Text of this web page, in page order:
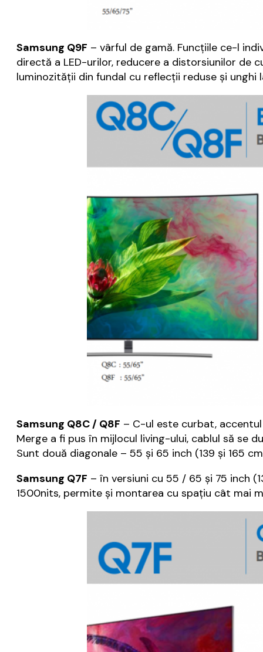
Samsung Q9F – vârful de gamă. Funcțiile ce-l
directă a LED-urilor, reducere a distorsiunilor de
luminozității din fundal cu reflecții reduse și
Samsung Q8C / Q8F – C-ul este curbat,
Merge a fi pus în mijlocul living-ului, cablul să se
Sunt două diagonale – 55 și 65 inch (139 și 165
Samsung Q7F – în versiuni cu 55 / 65 și 75 inch
1500nits, permite și montarea cu spațiu cât mai